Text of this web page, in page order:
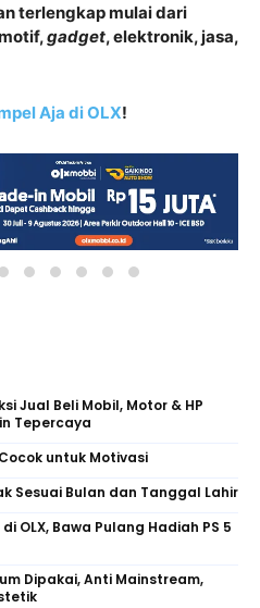
terlengkap mulai dari
gadget, elektronik, jasa,
Aja di OLX!
Jual Beli Mobil, Motor & HP
Tepercaya
untuk Motivasi
Sesuai Bulan dan Tanggal Lahir
OLX, Bawa Pulang Hadiah PS 5
Dipakai, Anti Mainstream,